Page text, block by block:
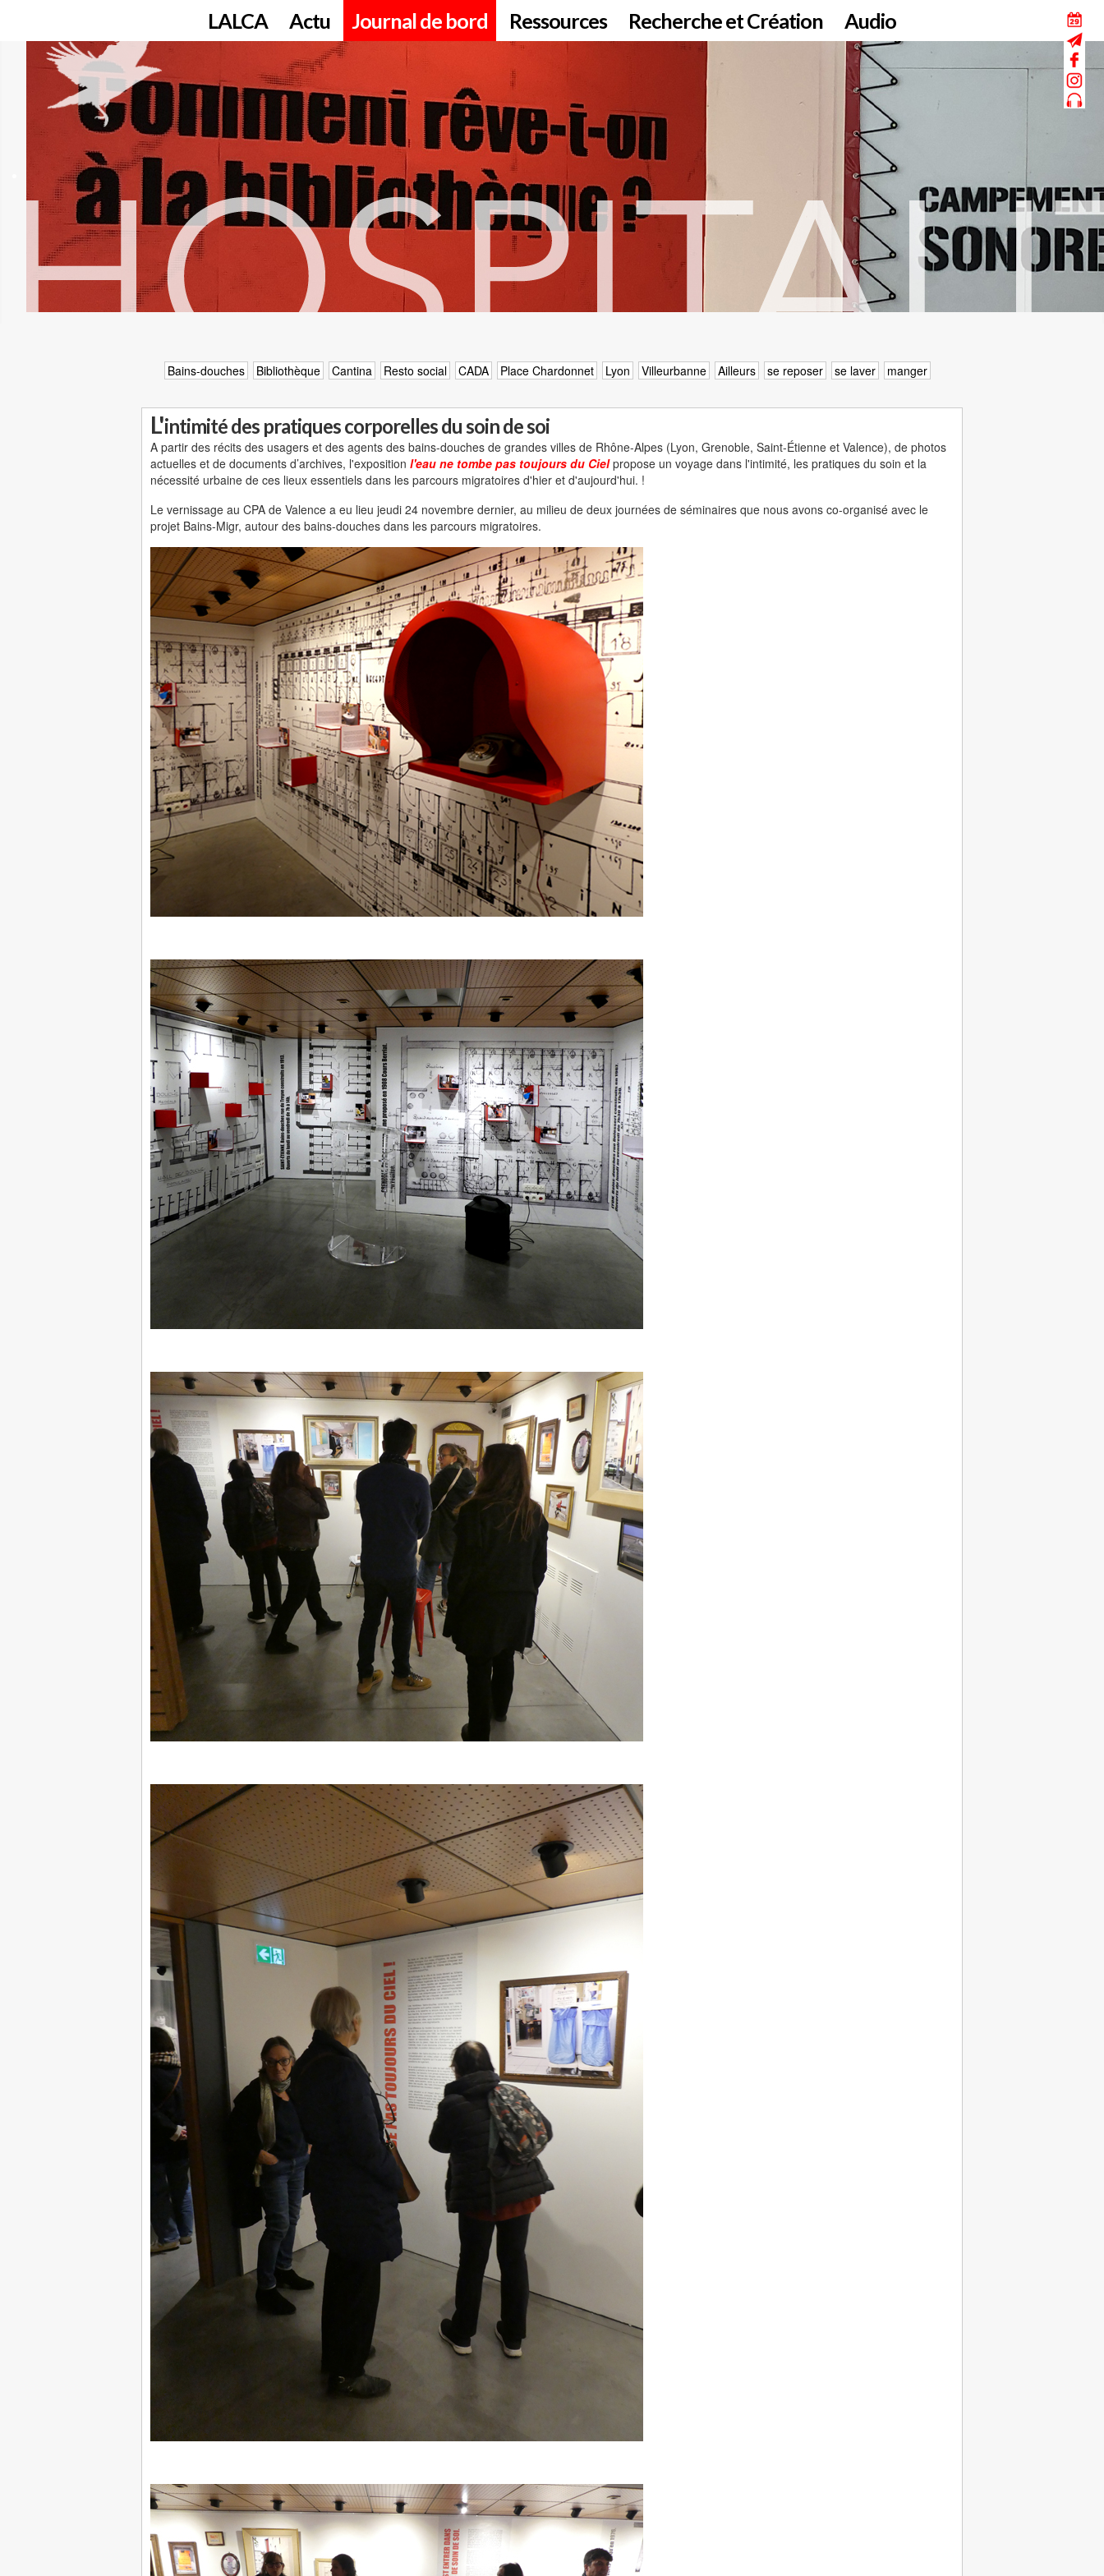
LALCA Actu Journal de bord Ressources Recherche et Création Audio
Bains-douches Bibliothèque Cantina Resto social CADA Place Chardonnet Lyon Villeurbanne Ailleurs se reposer se laver manger
L'intimité des pratiques corporelles du soin de soi
A partir des récits des usagerset des agents des bains-douches de grandes villes de Rhône-Alpes (Lyon, Grenoble, Saint-Étienne et Valence), de photos
actuelles et de documents d’archives, l'exposition l'eau ne tombe pas toujours du Cielpropose un voyage dans l'intimité, les pratiques du soin et la
nécessité urbaine de ces lieux essentiels dans les parcours migratoires d'hier et d'aujourd'hui. !
Le vernissage au CPA de Valence a eu lieu jeudi 24 novembre dernier, au milieu de deux journées de séminaires que nous avons co-organisé avec le
projet Bains-Migr, autour des bains-douches dans les parcours migratoires.